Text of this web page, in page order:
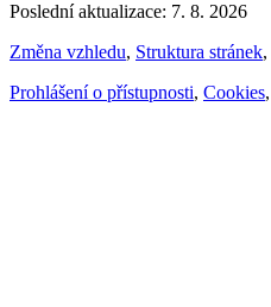
Poslední aktualizace: 7. 8. 2026
Změna vzhledu, Struktura stránek,
Prohlášení o přístupnosti, Cookies,